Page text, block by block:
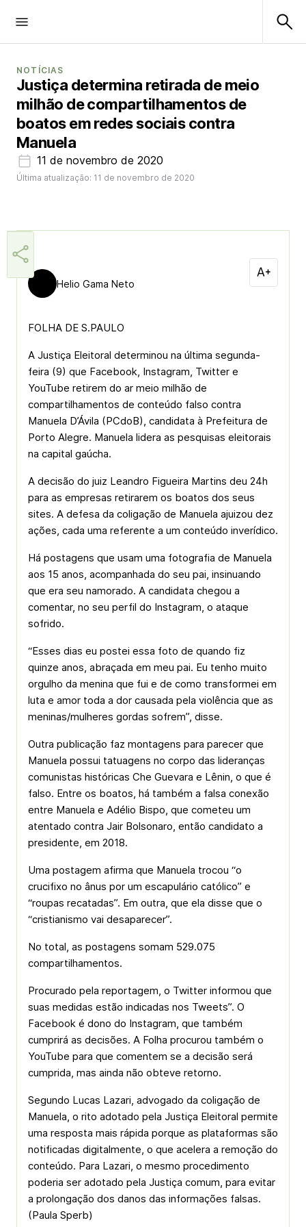
NOTÍCIAS
Justiça determina retirada de meio
milhão de compartilhamentos de
boatos em redes sociais contra
Manuela
11 de novembro de 2020
Última atualização: 11 de novembro de 2020
Helio Gama Neto
FOLHA DE S.PAULO
A Justiça Eleitoral determinou na última segunda-
feira (9) que Facebook, Instagram, Twitter e
YouTube retirem do ar meio milhão de
compartilhamentos de conteúdo falso contra
Manuela D’Ávila (PCdoB), candidata à Prefeitura de
Porto Alegre. Manuela lidera as pesquisas eleitorais
na capital gaúcha.
A decisão do juiz Leandro Figueira Martins deu 24h
para as empresas retirarem os boatos dos seus
sites. A defesa da coligação de Manuela ajuizou dez
ações, cada uma referente a um conteúdo inverídico.
Há postagens que usam uma fotografia de Manuela
aos 15 anos, acompanhada do seu pai, insinuando
que era seu namorado. A candidata chegou a
comentar, no seu perfil do Instagram, o ataque
sofrido.
“Esses dias eu postei essa foto de quando fiz
quinze anos, abraçada em meu pai. Eu tenho muito
orgulho da menina que fui e de como transformei em
luta e amor toda a dor causada pela violência que as
meninas/mulheres gordas sofrem”, disse.
Outra publicação faz montagens para parecer que
Manuela possui tatuagens no corpo das lideranças
comunistas históricas Che Guevara e Lênin, o que é
falso. Entre os boatos, há também a falsa conexão
entre Manuela e Adélio Bispo, que cometeu um
atentado contra Jair Bolsonaro, então candidato a
presidente, em 2018.
Uma postagem afirma que Manuela trocou “o
crucifixo no ânus por um escapulário católico” e
“roupas recatadas”. Em outra, que ela disse que o
“cristianismo vai desaparecer”.
No total, as postagens somam 529.075
compartilhamentos.
Procurado pela reportagem, o Twitter informou que
suas medidas estão indicadas nos Tweets”. O
Facebook é dono do Instagram, que também
cumprirá as decisões. A Folha procurou também o
YouTube para que comentem se a decisão será
cumprida, mas ainda não obteve retorno.
Segundo Lucas Lazari, advogado da coligação de
Manuela, o rito adotado pela Justiça Eleitoral permite
uma resposta mais rápida porque as plataformas são
notificadas digitalmente, o que acelera a remoção do
conteúdo. Para Lazari, o mesmo procedimento
poderia ser adotado pela Justiça comum, para evitar
a prolongação dos danos das informações falsas.
(Paula Sperb)